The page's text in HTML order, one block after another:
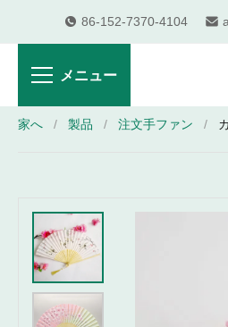
86-152-7370-4104
メニュー
家へ / 製品 / 注文手ファン /